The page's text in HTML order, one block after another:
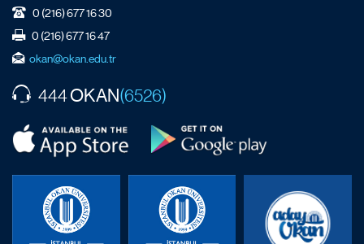
0 (216) 677 16 30
0 (216) 677 16 47
okan@okan.edu.tr
444OKAN(6526)